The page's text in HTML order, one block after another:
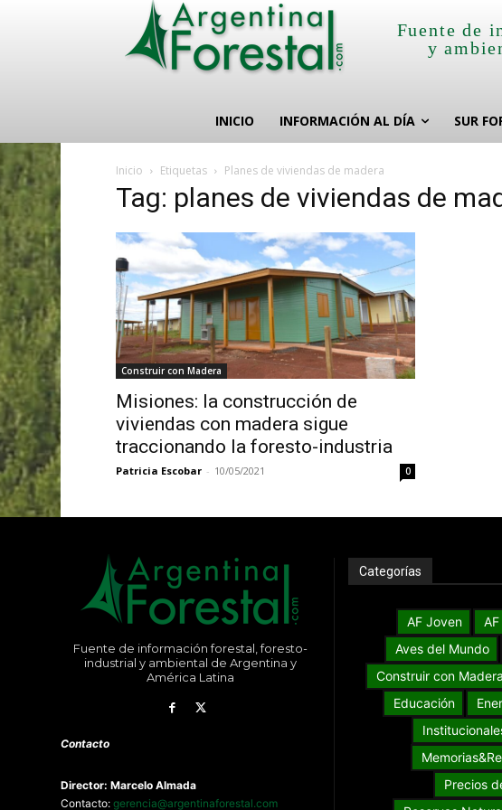
Fuente de
y
INICIO INFORMACIÓN AL DÍA SUR
Inicio Etiquetas Planes de viviendas de madera
Tag: planes de viviendas de
Construir con Madera
Misiones: la construcción de
viviendas con madera sigue
traccionando la foresto-industria
Patricia Escobar - 10/05/2021 0
Fuente de información forestal, foresto-
industrial y ambiental de Argentina y
América Latina
Contacto
Director: Marcelo Almada
Contacto: gerencia@argentinaforestal.com
Categorías
AF Joven
Aves del Mundo
Construir con Madera
Educación
Precios